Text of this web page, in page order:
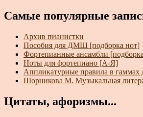
Самые популярные
Архив пианистки
Пособия для ДМШ [подборка нот]
Фортепианные ансамбли
Ноты для фортепиано [А-Я]
Аппликатурные правила в гаммах
Шорникова М. Музыкальная
Цитаты, афоризмы...